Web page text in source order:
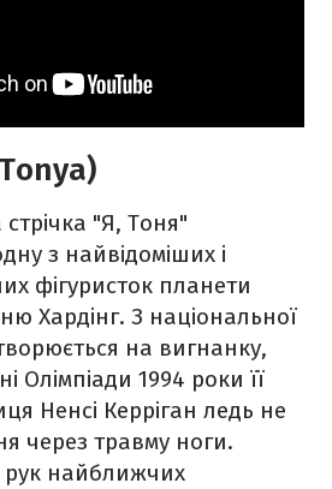
"Я, Тоня"
з найвідоміших і
фігуристок планети
Хардінг. З національної
на вигнанку,
Олімпіади 1994 роки її
Ненсі Керріган ледь не
через травму ноги.
найближчих